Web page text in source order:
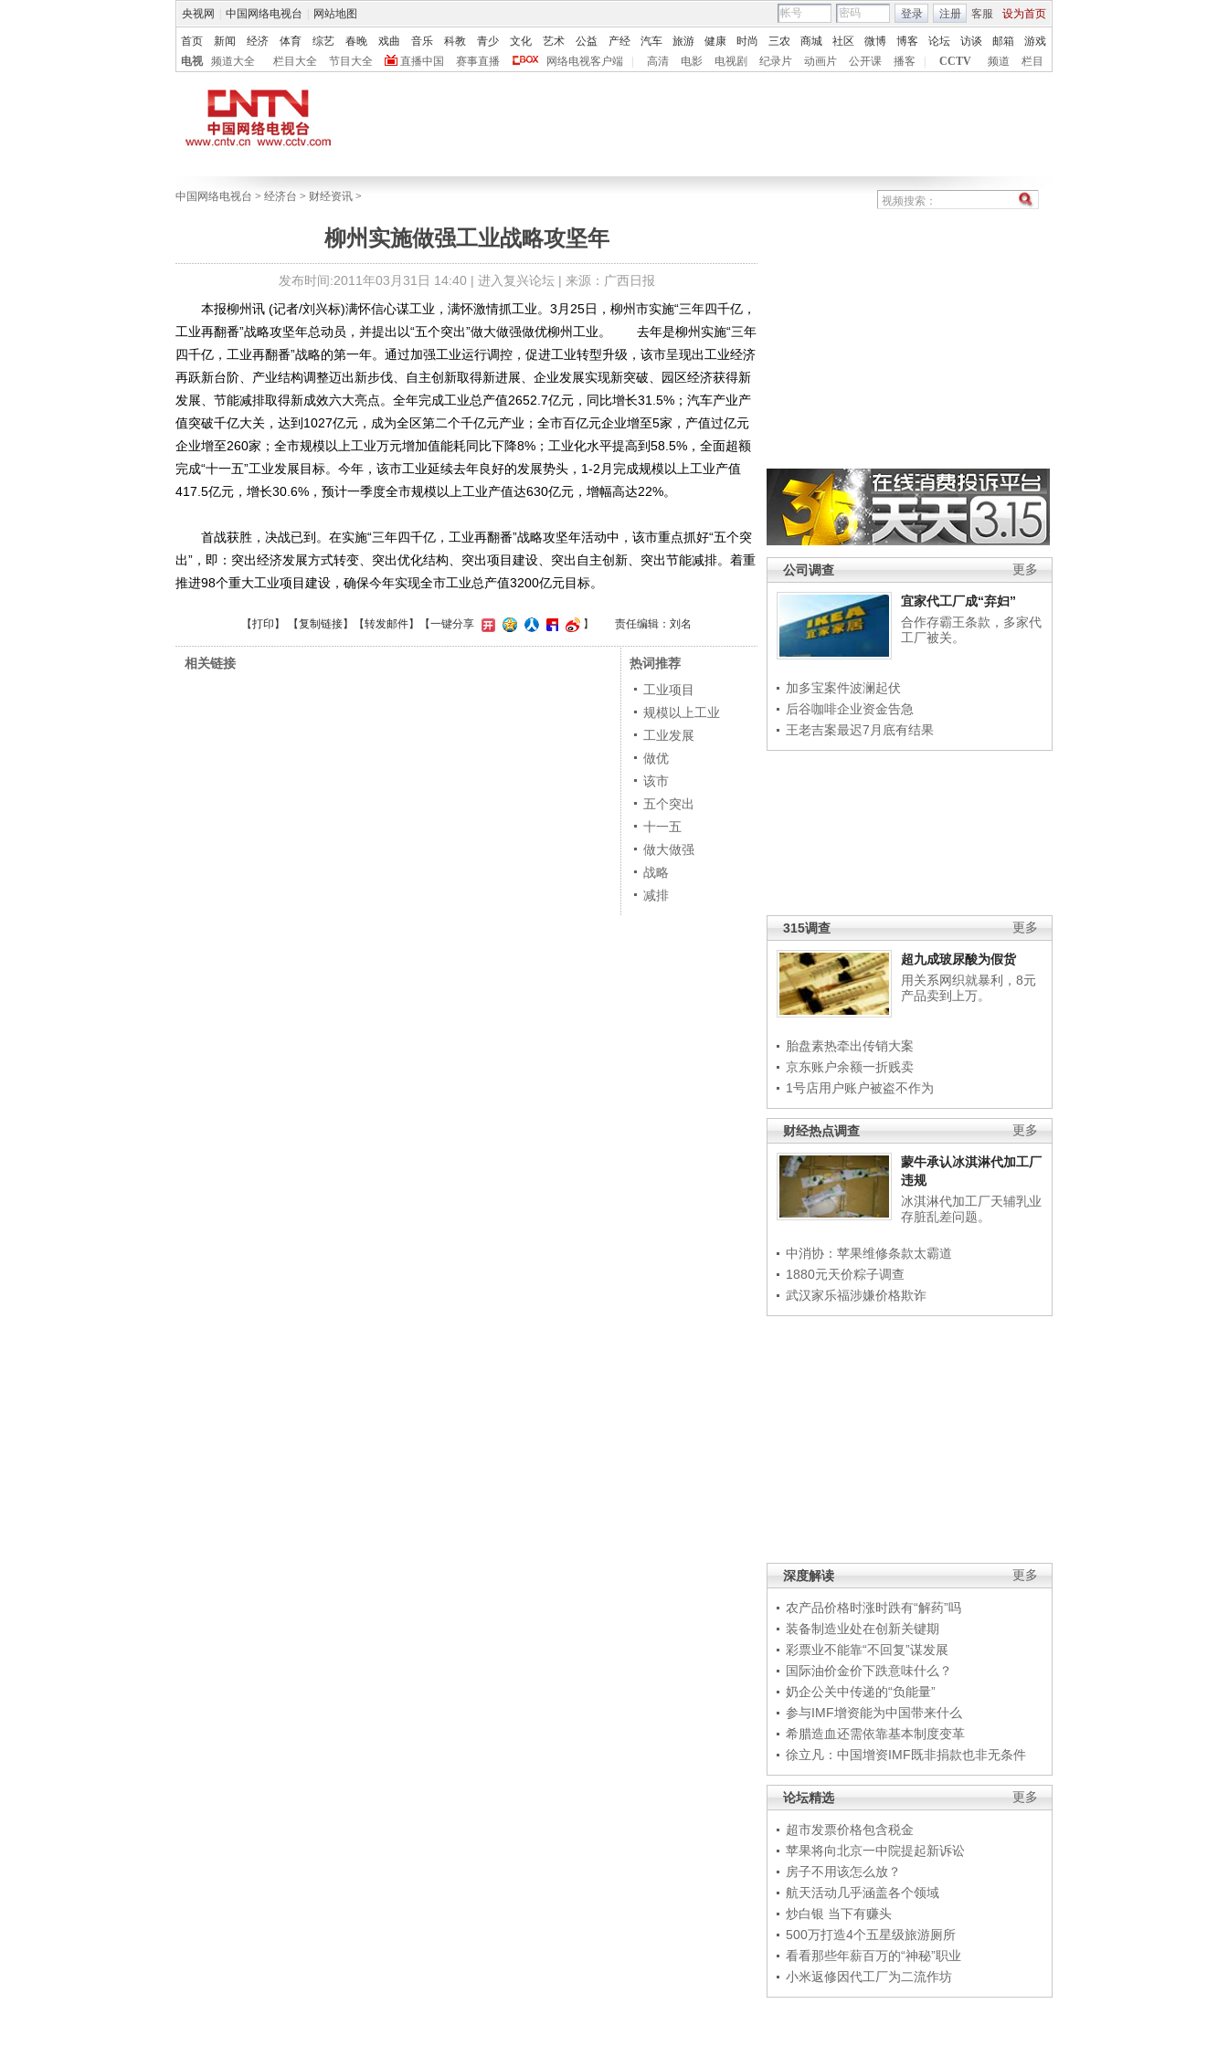
央视网 中国网络电视台 网站地图 客服 设为首页
登录 注册
首页 新闻 经济 体育 综艺 春晚 戏曲 音乐 科教 青少 文化 艺术 公益 产经 汽车 旅游 健康 时尚 三农 商城 社区 微博 博客 论坛 访谈 邮箱
游戏
电视
频道大全 栏目大全 节目大全 直播中国 赛事直播 网络电视客户端 高清 电影 电视剧 纪录片 动画片 公开课 播客 CCTV 频道 栏目
中国网络电视台 > 经济台 > 财经资讯 >
柳州实施做强工业战略攻坚年
发布时间:2011年03月31日 14:40 | 进入复兴论坛| 来源：广西日报
更多
公司调查
宜家代工厂成“弃妇”
合作存霸王条款，多家代
工厂被关。
加多宝案件波澜起伏
后谷咖啡企业资金告急
王老吉案最迟7月底有结果
更多
315调查
超九成玻尿酸为假货
用关系网织就暴利，8元
产品卖到上万。
胎盘素热牵出传销大案
京东账户余额一折贱卖
1号店用户账户被盗不作为
更多
财经热点调查
蒙牛承认冰淇淋代加工厂
违规
冰淇淋代加工厂天辅乳业
存脏乱差问题。
中消协：苹果维修条款太霸道
1880元天价粽子调查
武汉家乐福涉嫌价格欺诈
更多
深度解读
农产品价格时涨时跌有“解药”吗
装备制造业处在创新关键期
彩票业不能靠“不回复”谋发展
国际油价金价下跌意味什么？
奶企公关中传递的“负能量”
参与IMF增资能为中国带来什么
希腊造血还需依靠基本制度变革
徐立凡：中国增资IMF既非捐款也非无条件
更多
论坛精选
超市发票价格包含税金
苹果将向北京一中院提起新诉讼
房子不用该怎么放？
航天活动几乎涵盖各个领域
炒白银 当下有赚头
500万打造4个五星级旅游厕所
看看那些年薪百万的“神秘”职业
小米返修因代工厂为二流作坊
本报柳州讯 (记者/刘兴标)满怀信心谋工业，满怀激情抓工业。3月25日，柳州市实施“三年四千亿，
工业再翻番”战略攻坚年总动员，并提出以“五个突出”做大做强做优柳州工业。 去年是柳州实施“三年
四千亿，工业再翻番”战略的第一年。通过加强工业运行调控，促进工业转型升级，该市呈现出工业经济
再跃新台阶、产业结构调整迈出新步伐、自主创新取得新进展、企业发展实现新突破、园区经济获得新
发展、节能减排取得新成效六大亮点。全年完成工业总产值2652.7亿元，同比增长31.5%；汽车产业产
值突破千亿大关，达到1027亿元，成为全区第二个千亿元产业；全市百亿元企业增至5家，产值过亿元
企业增至260家；全市规模以上工业万元增加值能耗同比下降8%；工业化水平提高到58.5%，全面超额
完成“十一五”工业发展目标。今年，该市工业延续去年良好的发展势头，1-2月完成规模以上工业产值
417.5亿元，增长30.6%，预计一季度全市规模以上工业产值达630亿元，增幅高达22%。
首战获胜，决战已到。在实施“三年四千亿，工业再翻番”战略攻坚年活动中，该市重点抓好“五个突
出”，即：突出经济发展方式转变、突出优化结构、突出项目建设、突出自主创新、突出节能减排。着重
推进98个重大工业项目建设，确保今年实现全市工业总产值3200亿元目标。
【打印 】 【复制链接】【转发邮件】 【一键分享 】 责任编辑：刘名
相关链接
热词推荐
工业项目
规模以上工业
工业发展
做优
该市
五个突出
十一五
做大做强
战略
减排